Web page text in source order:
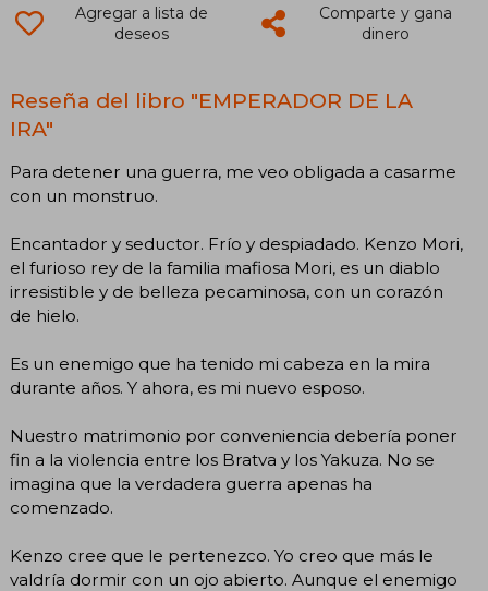
Agregar a lista de
deseos
Comparte y gana
dinero
Reseña del libro "EMPERADOR DE LA
IRA"
Para detener una guerra, me veo obligada a casarme
con un monstruo.
Encantador y seductor. Frío y despiadado. Kenzo Mori,
el furioso rey de la familia mafiosa Mori, es un diablo
irresistible y de belleza pecaminosa, con un corazón
de hielo.
Es un enemigo que ha tenido mi cabeza en la mira
durante años. Y ahora, es mi nuevo esposo.
Nuestro matrimonio por conveniencia debería poner
fin a la violencia entre los Bratva y los Yakuza. No se
imagina que la verdadera guerra apenas ha
comenzado.
Kenzo cree que le pertenezco. Yo creo que más le
valdría dormir con un ojo abierto. Aunque el enemigo